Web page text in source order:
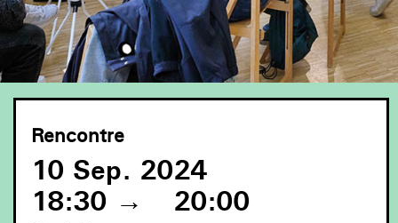
Rencontre
10 Sep. 2024
18:30 → 20:00